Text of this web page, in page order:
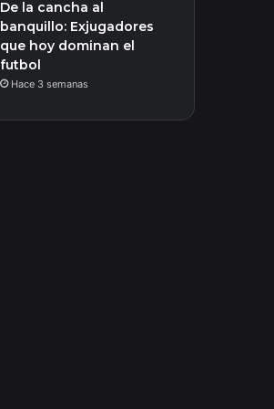
De la cancha al
banquillo: Exjugadores
que hoy dominan el
futbol
Hace 3 semanas